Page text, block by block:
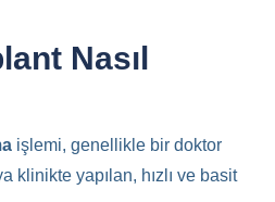
Nasıl
işlemi, genellikle bir doktor
klinikte yapılan, hızlı ve basit